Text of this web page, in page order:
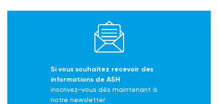
Si vous souhaitez recevoir des
informations de ASH
inscrivez-vous dès maintenant à
notre newsletter